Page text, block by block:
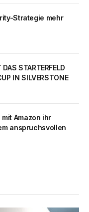
Strategie mehr
STARTERFELD
IN SILVERSTONE
Amazon ihr
anspruchsvollen